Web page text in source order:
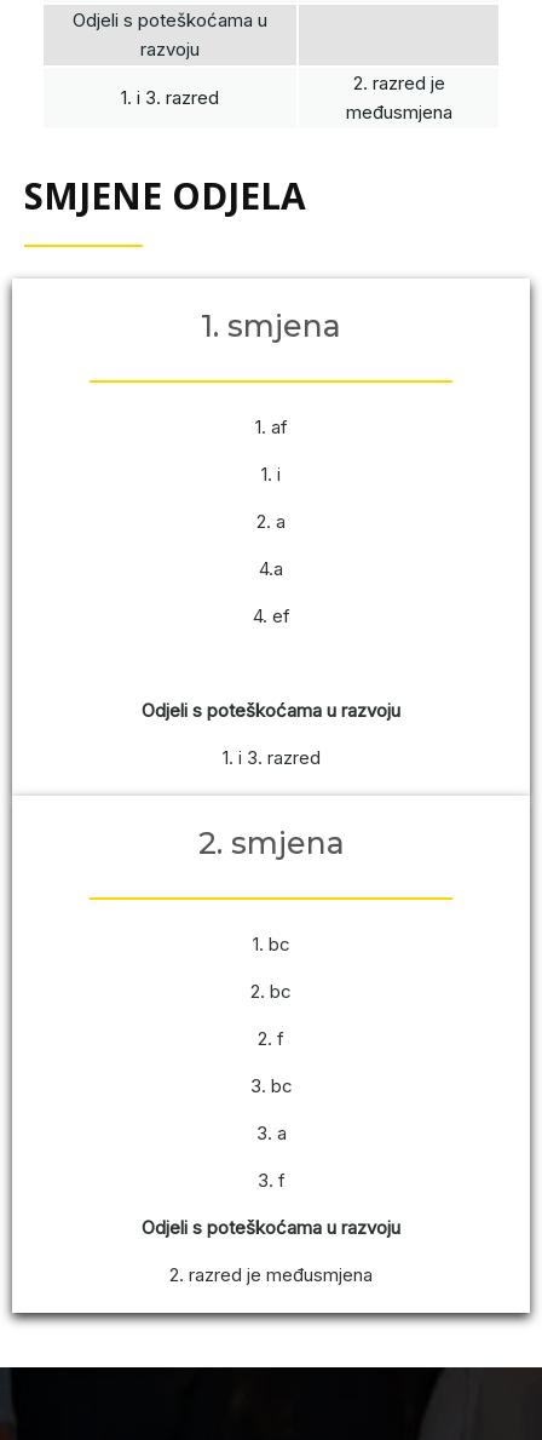
Odjeli s poteškoćama u
razvoju
1. i 3. razred
2. razred je
međusmjena
SMJENE ODJELA
1. smjena
1. af
1. i
2. a
4.a
4. ef
Odjeli s poteškoćama u razvoju
1. i 3. razred
2. smjena
1. bc
2. bc
2. f
3. bc
3. a
3. f
Odjeli s poteškoćama u razvoju
2. razred je međusmjena